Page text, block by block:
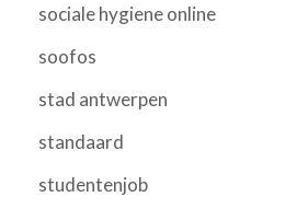
sociale hygiene online
soofos
stad antwerpen
standaard
studentenjob